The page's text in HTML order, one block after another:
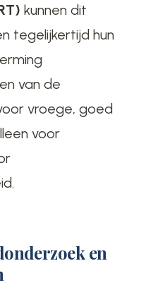
kunnen dit
tegelijkertijd hun
van de
vroege, goed
voor
en